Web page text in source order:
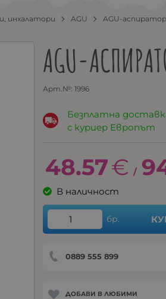
инхалатори AGU AGU-
AGU-
Арт.№: 1996
Безплатна
с куриер Европът
48.57€ /
В наличност
бр.
0889 555 899
ДОБАВИ В ЛЮБИМИ